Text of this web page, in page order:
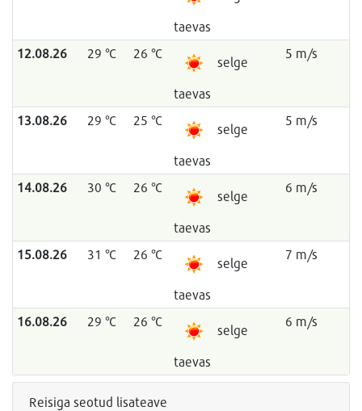
taevas
12.08.26 29 °C 26 °C
selge
taevas
5 m/s
13.08.26 29 °C 25 °C
selge
taevas
5 m/s
14.08.26 30 °C 26 °C
selge
taevas
6 m/s
15.08.26 31 °C 26 °C
selge
taevas
7 m/s
16.08.26 29 °C 26 °C
selge
taevas
6 m/s
Reisiga seotud lisateave